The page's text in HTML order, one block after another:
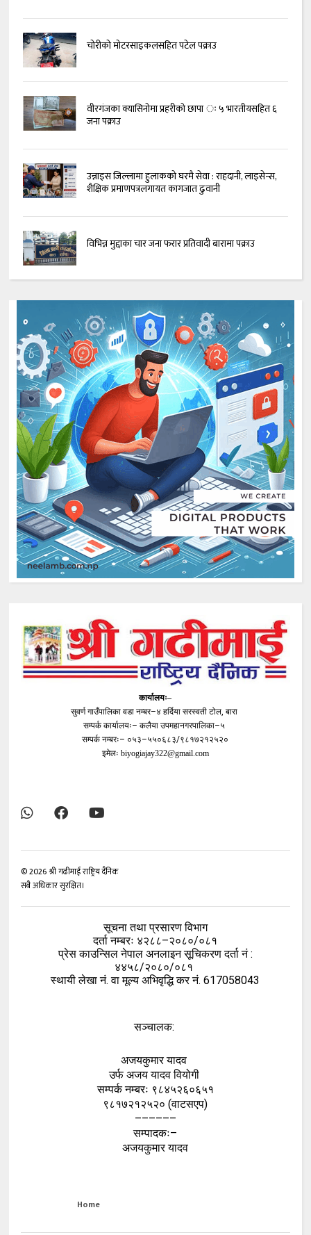
चोरीको मोटरसाइकलसहित पटेल पक्राउ
वीरगंजका क्यासिनोमा प्रहरीको छापा ः ५ भारतीयसहित ६
जना पक्राउ
उन्नाइस जिल्लामा हुलाकको घरमै सेवा : राहदानी, लाइसेन्स,
शैक्षिक प्रमाणपत्रलगायत कागजात ढुवानी
विभिन्न मुद्दाका चार जना फरार प्रतिवादी बारामा पक्राउ
कार्यालयः–
सुवर्ण गाउँपालिका वडा नम्बर–४ हर्दिया सरस्वती टोल, बारा
सम्पर्क कार्यालयः– कलैया उपमहानगरपालिका–५
सम्पर्क नम्बरः– ०५३–५५०६८३/९८१७२१२५२०
इमेलः biyogiajay322@gmail.com
©2026श्री गढीमाई राष्ट्रिय दैनिक
सबै अधिकार सुरक्षित।
सूचना तथा प्रसारण विभाग
दर्ता नम्बरः ४२८८–२०८०/०८१
प्रेस काउन्सिल नेपाल अनलाइन सूचिकरण दर्ता नं :
४४५८/२०८०/०८१
स्थायी लेखा नं. वा मूल्य अभिवृद्धि कर नं. 617058043
सञ्चालक:
अजयकुमार यादव
उर्फ अजय यादव वियोगी
सम्पर्क नम्बरः ९८४५२६०६५१
९८१७२१२५२० (वाटसएप)
––––––
सम्पादकः–
अजयकुमार यादव
Home